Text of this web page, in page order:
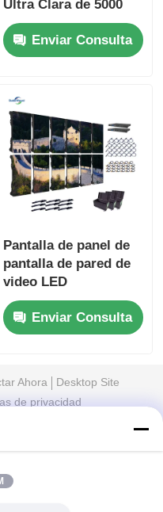
Ultra Clara de 5000
nits P2.9 P3.9 para
centros comerciales
Enviar Consulta
Pantalla de panel de
pantalla de pared de
video LED
antiimpacto para
eventos al aire libre
110V 1000 nits
Enviar Consulta
Ahora
Desktop Site
de privacidad
Shenzhen Guide